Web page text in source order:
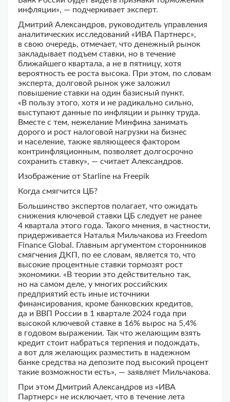
инфляции», — подчеркивает эксперт.
Дмитрий Александров, руководитель управления
аналитических исследований «ИВА Партнерс»,
в свою очередь, отмечает, что денежный рынок
закладывает подъем ставки, но в течение
ближайшего квартала, а не в пятницу, хотя
вероятность ее роста высока. При этом, по словам
эксперта, долговой рынок уже заложил
повышение ставки на один базисный пункт.
«В пользу этого, хотя и не радикально сильно,
выступают данные по инфляции и рынку труда.
Вместе с тем, нежелание Минфина занимать
дорого и рост налоговой нагрузки на бизнес
и население, также являющееся фактором
контринфляционным, позволяет долгосрочно
сохранить ставку», — считает Александров.
Изображение от Starline на Freepik
Когда смягчится ЦБ?
Большинство экспертов полагает, что ожидать
снижения ключевой ставки ЦБ следует не ранее
4 квартала этого года. Такого мнения, в частности,
придерживается Наталья Мильчакова из Freedom
Finance Global. Главным аргументом сторонников
смягчения ДКП, по ее словам, является то, что
высокие процентные ставки тормозят рост
экономики. «В теории это действительно так,
но на самом деле, у многих российских
предприятий есть иные источники
финансирования, кроме банковских кредитов,
да и ВВП России в 1 квартале 2024 года при
высокой ключевой ставке в 16% вырос на 5,4%
в годовом выражении. Так что желающим взять
кредит стоит набраться терпения и подождать,
а вот для желающих разместить в надежном
банке средства на депозите под высокий процент
такие возможности есть», — заявляет Мильчакова.
При этом Дмитрий Александров из «ИВА
Партнерс» не исключает, что в течение лета